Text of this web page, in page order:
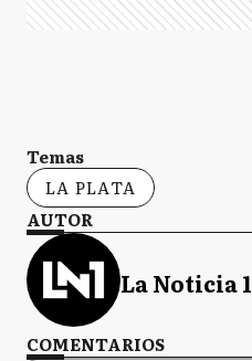
Temas
LA PLATA
AUTOR
La Noticia 1
COMENTARIOS